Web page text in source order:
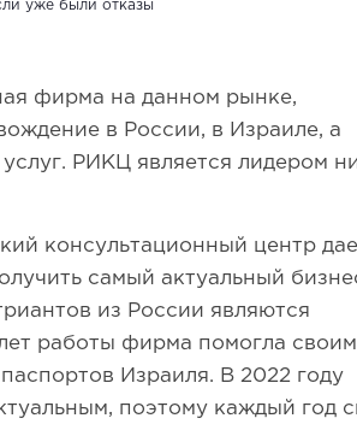
уже были отказы
фирма на данном рынке,
в России, в Израиле, а
РИКЦ является лидером
консультационный центр
самый актуальный
из России являются
работы фирма помогла своим
Израиля. В 2022 году
поэтому каждый год